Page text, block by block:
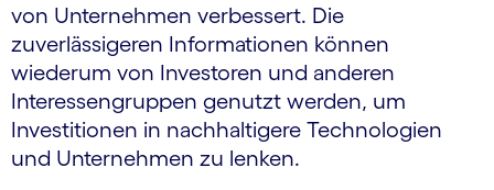
von Unternehmen verbessert. Die
zuverlässigeren Informationen können
wiederum von Investoren und anderen
Interessengruppen genutzt werden, um
Investitionen in nachhaltigere Technologien
und Unternehmen zu lenken.